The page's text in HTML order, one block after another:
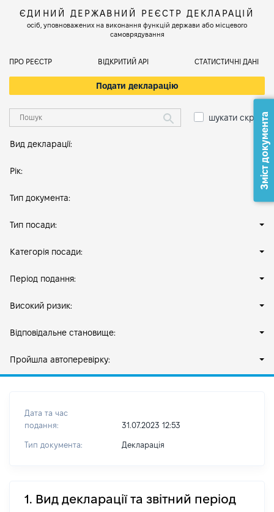
ЄДИНИЙ ДЕРЖАВНИЙ РЕЄСТР ДЕКЛАРАЦІЙ
осіб, уповноважених на виконання функцій держави або місцевого
самоврядування
ПРО РЕЄСТР ВІДКРИТИЙ АРІ СТАТИСТИЧНІ ДАНІ
Подати декларацію
шукати скрізь
Вид декларації:
Рік:
Тип документа:
Тип посади:
Категорія посади:
Період подання:
Високий ризик:
Відповідальне становище:
Пройшла автоперевірку:
Дата та час
подання:
31.07.2023 12:53
Тип документа: Декларація
1. Вид декларації та звітний період
Зміст документа